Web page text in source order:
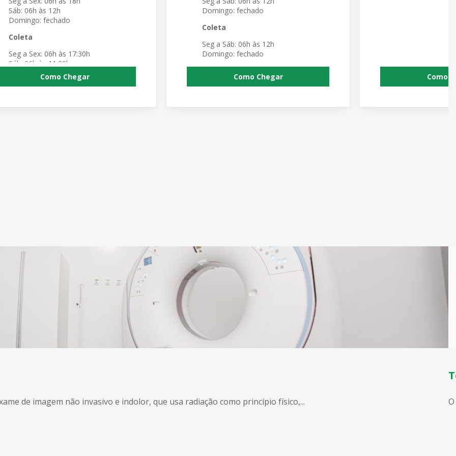
Sáb: 06h às 12h
Domingo: fechado
Coleta
Seg a Sex: 06h às 17:30h
Sáb: 06h às 11:30h
Domingo: fechado
Como Chegar
Domingo: fechado
Coleta
Seg a Sáb: 06h às 12h
Domingo: fechado
Como Chegar Como
de imagem não invasivo e indolor, que usa radiação como princípio físico,...